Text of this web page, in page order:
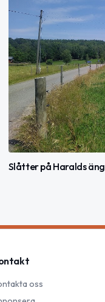
Slåtter på Haralds äng
oss